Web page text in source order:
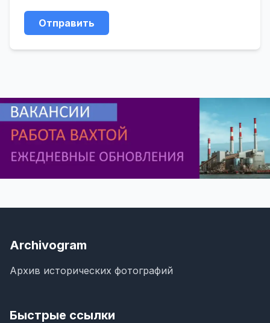
Отправить
Archivogram
Архив исторических фотографий
Быстрые ссылки